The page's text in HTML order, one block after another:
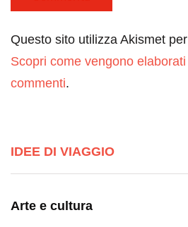
Questo sito utilizza Akismet
Scopri come vengono
commenti.
IDEE DI VIAGGIO
Arte e cultura